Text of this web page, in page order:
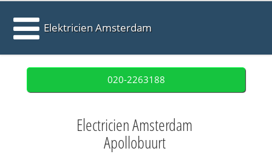
Elektricien Amsterdam
020-2263188
Electricien Amsterdam
Apollobuurt